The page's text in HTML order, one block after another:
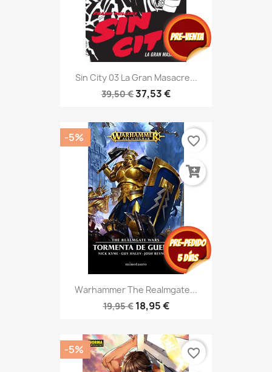
Sin City 03 La Gran Masacre...
39,50 €37,53 €
Warhammer The Realmgate...
19,95 € 18,95 €
-5% favorite_border
-5% favorite_border